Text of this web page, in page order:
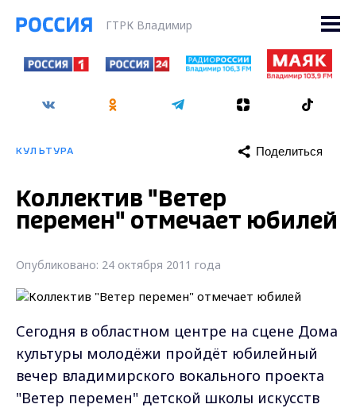
ГТРК Владимир
КУЛЬТУРА Поделиться
Коллектив "Ветер
перемен" отмечает юбилей
Опубликовано: 24 октября 2011 года
Сегодня в областном центре на сцене Дома
культуры молодёжи пройдёт юбилейный
вечер владимирского вокального проекта
"Ветер перемен" детской школы искусств